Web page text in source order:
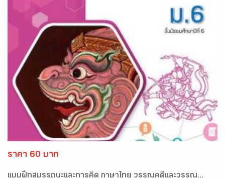
ราคา 60 บาท
แบบฝึกสมรรถนะและการคิด ภาษาไทย วรรณคดีและวรรณ...